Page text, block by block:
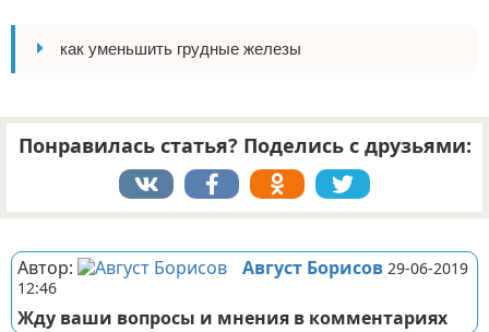
как уменьшить грудные железы
Понравилась статья? Поделись с друзьями:
Автор: Август Борисов 29-06-2019
12:46
Жду ваши вопросы и мнения в комментариях